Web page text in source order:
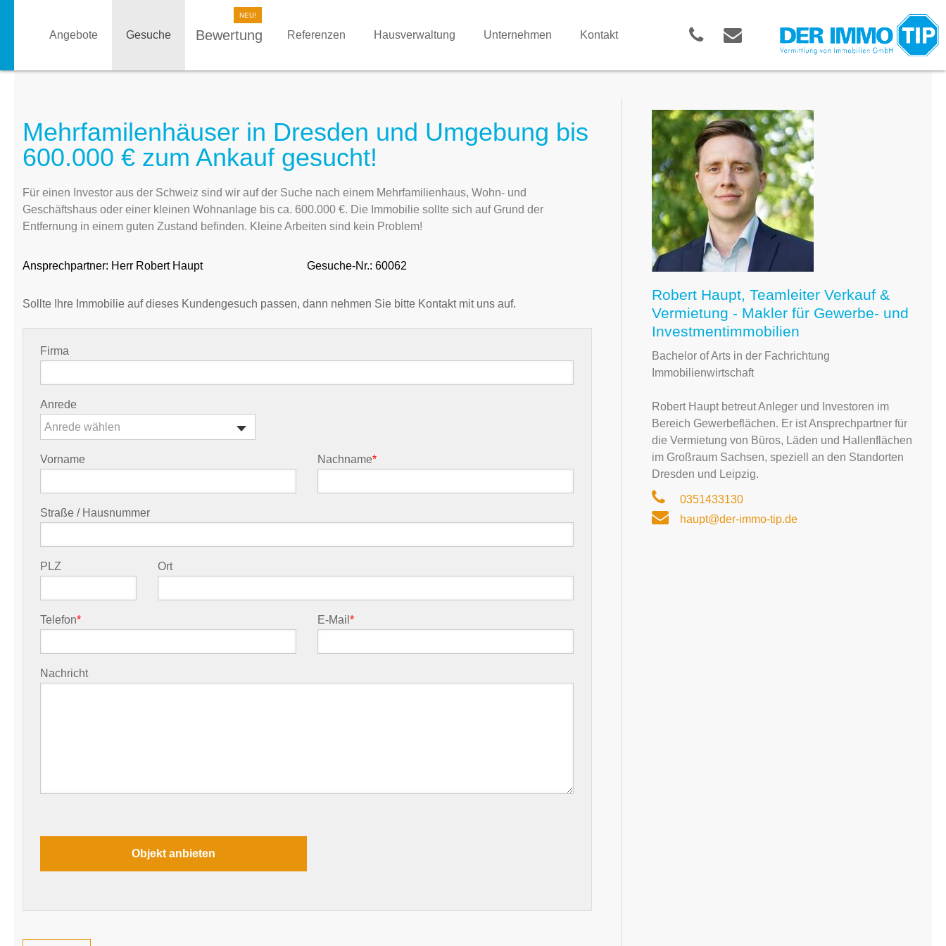
Angebote Gesuche Bewertung Referenzen Hausverwaltung Unternehmen Kontakt
Mehrfamilenhäuser in Dresden und Umgebung bis
600.000 € zum Ankauf gesucht!
Für einen Investor aus der Schweiz sind wir auf der Suche nach einem Mehrfamilienhaus, Wohn- und
Geschäftshaus oder einer kleinen Wohnanlage bis ca. 600.000 €. Die Immobilie sollte sich auf Grund der
Entfernung in einem guten Zustand befinden. Kleine Arbeiten sind kein Problem!
Ansprechpartner: Herr Robert Haupt Gesuche-Nr.: 60062
Sollte Ihre Immobilie auf dieses Kundengesuch passen, dann nehmen Sie bitte Kontakt mit uns auf.
Firma
Anrede
Anrede wählen
Vorname Nachname*
Straße / Hausnummer
PLZ Ort
Telefon* E-Mail*
Nachricht
Robert Haupt, Teamleiter Verkauf &
Vermietung - Makler für Gewerbe- und
Investmentimmobilien
Bachelor of Arts in der Fachrichtung
Immobilienwirtschaft
Robert Haupt betreut Anleger und Investoren im
Bereich Gewerbeflächen. Er ist Ansprechpartner für
die Vermietung von Büros, Läden und Hallenflächen
im Großraum Sachsen, speziell an den Standorten
Dresden und Leipzig.
0351433130
haupt@der-immo-tip.de